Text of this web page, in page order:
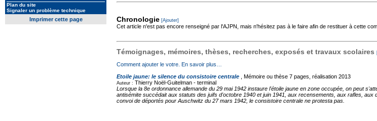
Plan du site
Signaler un problème technique
Imprimer cette page Chronologie [Ajouter]
Cet article n'est pas encore renseigné par l'AJPN, mais n'hésitez pas à le faire afin de restituer à cette
Témoignages, mémoires, thèses, recherches, exposés et travaux scolaires
Comment ajouter le votre. En savoir plus…
Etoile jaune: le silence du consistoire centrale , Mémoire ou thèse 7 pages, réalisation 2013
Auteur : Thierry Noël-Guitelman - terminal
Lorsque la 8e ordonnance allemande du 29 mai 1942 instaure l'étoile jaune en zone occupée, on peut
antisémite succédait aux statuts des juifs d'octobre 1940 et juin 1941, aux recensements, aux rafles,
convoi de déportés pour Auschwitz du 27 mars 1942, le consistoire centrale ne protesta pas.